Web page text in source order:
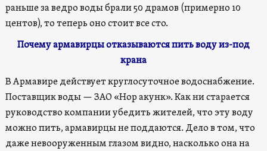
раньше за ведро воды брали 50 драмов (примерно 10
центов), то теперь оно стоит все сто.
Почему армавирцы отказываются пить воду из-под
крана
В Армавире действует круглосуточное водоснабжение.
Поставщик воды — ЗАО «Нор акунк». Как ни старается
руководство компании убедить жителей, что эту воду
можно пить, армавирцы не поддаются. Дело в том, что
даже невооруженным глазом видно, насколько она на